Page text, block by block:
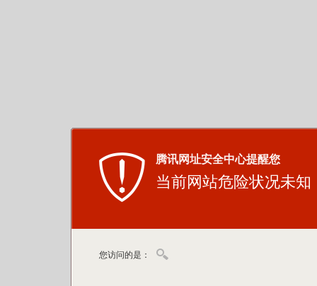
腾讯网址安全中心提醒您
当前网站危险状况未知
您访问的是：